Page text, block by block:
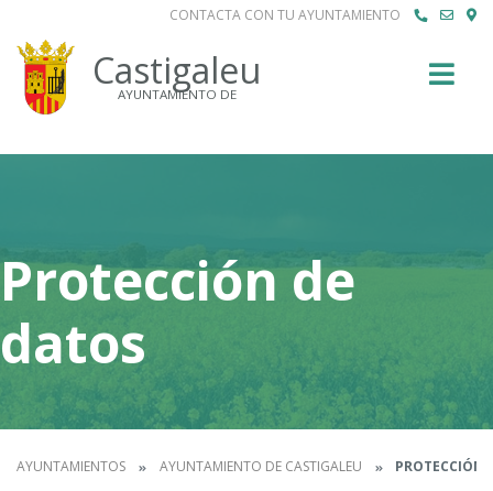
CONTACTA CON TU AYUNTAMIENTO
Castigaleu
AYUNTAMIENTO DE
Protección de
datos
AYUNTAMIENTOS AYUNTAMIENTO DE CASTIGALEU PROTECCIÓN